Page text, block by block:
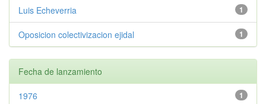
1
Luis Echeverria
1
Oposicion colectivizacion ejidal
Fecha de lanzamiento
1
1976